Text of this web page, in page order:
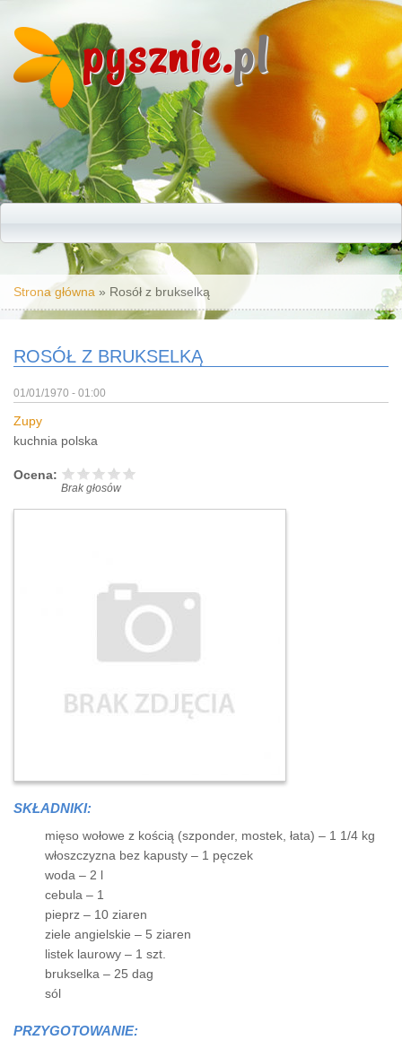
pysznie.pl
Jesteś tutaj
Strona główna » Rosół z brukselką
ROSÓŁ Z BRUKSELKĄ
01/01/1970 - 01:00
Zupy
kuchnia polska
Ocena:
Brak głosów
SKŁADNIKI:
mięso wołowe z kością (szponder, mostek, łata) – 1 1/4 kg
włoszczyzna bez kapusty – 1 pęczek
woda – 2 l
cebula – 1
pieprz – 10 ziaren
ziele angielskie – 5 ziaren
listek laurowy – 1 szt.
brukselka – 25 dag
sól
PRZYGOTOWANIE: